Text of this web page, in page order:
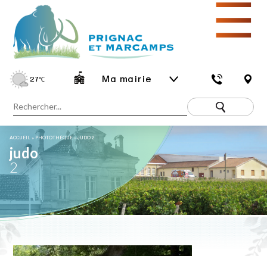
27℃ Ma mairie
☰
ACCUEIL » PHOTOTHÈQUE»JUDO 2
judo
2